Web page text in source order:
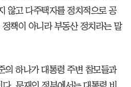
않고 다주택자를 정치적으로 공
책이 아니라 부동산 정치라는 말
의 하나가 대통령 주변 참모들과